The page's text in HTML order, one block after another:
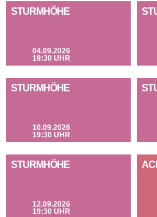
STURMHÖHE
04.09.2026
19:30 UHR
STURMHÖHE
10.09.2026
19:30 UHR
STURMHÖHE
12.09.2026
19:30 UHR